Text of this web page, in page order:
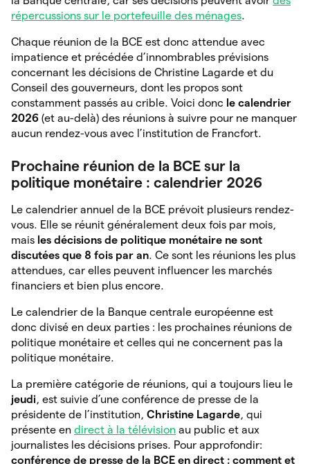
répercussions sur le portefeuille des ménages.
Chaque réunion de la BCE est donc attendue avec
impatience et précédée d’innombrables prévisions
concernant les décisions de Christine Lagarde et du
Conseil des gouverneurs, dont les propos sont
constamment passés au crible. Voici donc le calendrier
2026 (et au-delà) des réunions à suivre pour ne manquer
aucun rendez-vous avec l’institution de Francfort.
Prochaine réunion de la BCE sur la
politique monétaire : calendrier 2026
Le calendrier annuel de la BCE prévoit plusieurs rendez-
vous. Elle se réunit généralement deux fois par mois,
mais les décisions de politique monétaire ne sont
discutées que 8 fois par an. Ce sont les réunions les plus
attendues, car elles peuvent influencer les marchés
financiers et bien plus encore.
Le calendrier de la Banque centrale européenne est
donc divisé en deux parties : les prochaines réunions de
politique monétaire et celles qui ne concernent pas la
politique monétaire.
La première catégorie de réunions, qui a toujours lieu le
jeudi, est suivie d’une conférence de presse de la
présidente de l’institution, Christine Lagarde, qui
présente en direct à la télévision au public et aux
journalistes les décisions prises. Pour approfondir:
conférence de presse de la BCE en direct : comment et